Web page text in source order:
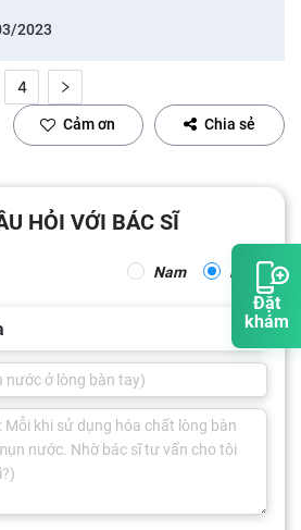
Đặt
khám
2023
4
Cảm ơn Chia sẻ
HỎI VỚI BÁC SĨ
Nam Nữ